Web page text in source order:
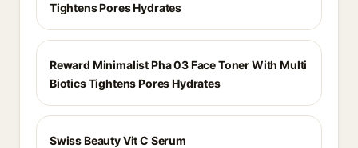
Tightens Pores Hydrates
Reward Minimalist Pha 03 Face Toner With Multi
Biotics Tightens Pores Hydrates
Swiss Beauty Vit C Serum